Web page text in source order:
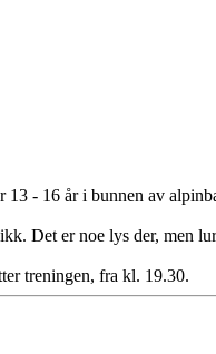
- 16 år i bunnen av
Det er noe lys der, men
treningen, fra kl. 19.30.